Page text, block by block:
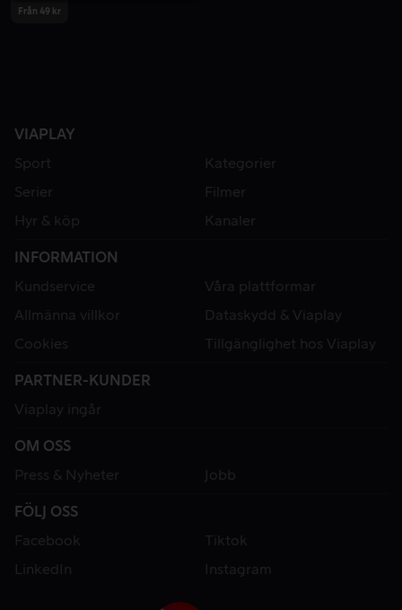
Från 49 kr
VIAPLAY
Sport
Kategorier
Serier
Filmer
Hyr & köp
Kanaler
INFORMATION
Kundservice
Våra plattformar
Allmänna villkor
Dataskydd & Viaplay
Cookies
Tillgänglighet hos Viaplay
PARTNER-KUNDER
Viaplay ingår
OM OSS
Press & Nyheter
Jobb
FÖLJ OSS
Facebook
Tiktok
LinkedIn
Instagram